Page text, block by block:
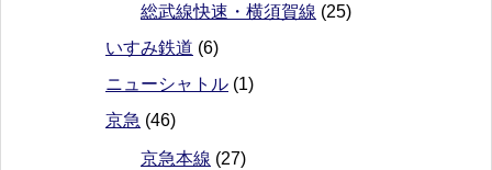
総武線快速・横須賀線 (25)
いすみ鉄道 (6)
ニューシャトル (1)
京急 (46)
京急本線 (27)